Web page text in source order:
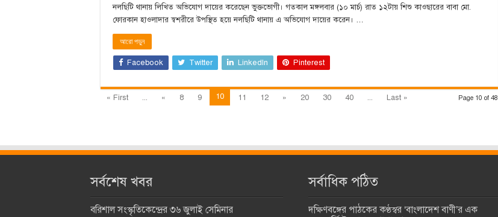
নল‌ছি‌টি থানায় লি‌খিত অ‌ভি‌যোগ দা‌য়ের ক‌রেছেন ভুক্ত‌ভোগী। গতকাল মঙ্গলবার (১০ মার্চ) রাত ১২টায় শিশু কাওছা‌রের বাবা মো.
ফোরকান হাওলাদার স্বশরী‌রে উপ‌স্থিত হ‌য়ে নল‌ছি‌টি থানায় এ অ‌ভি‌যোগ দা‌য়ের ক‌রেন। …
আরো পড়ুন
Facebook Twitter LinkedIn Pinterest
Page 10 of 48
« First ... « 8 9 10 11 12 » 20 30 40 ... Last »
সর্বশেষ খবর
বরিশাল সংস্কৃতিকেন্দ্রের ৩৬ জুলাই সেমিনার
সর্বাধিক পঠিত
দক্ষিণবঙ্গের পাঠকের কণ্ঠস্বর ‘বাংলাদেশ বাণী’র এক